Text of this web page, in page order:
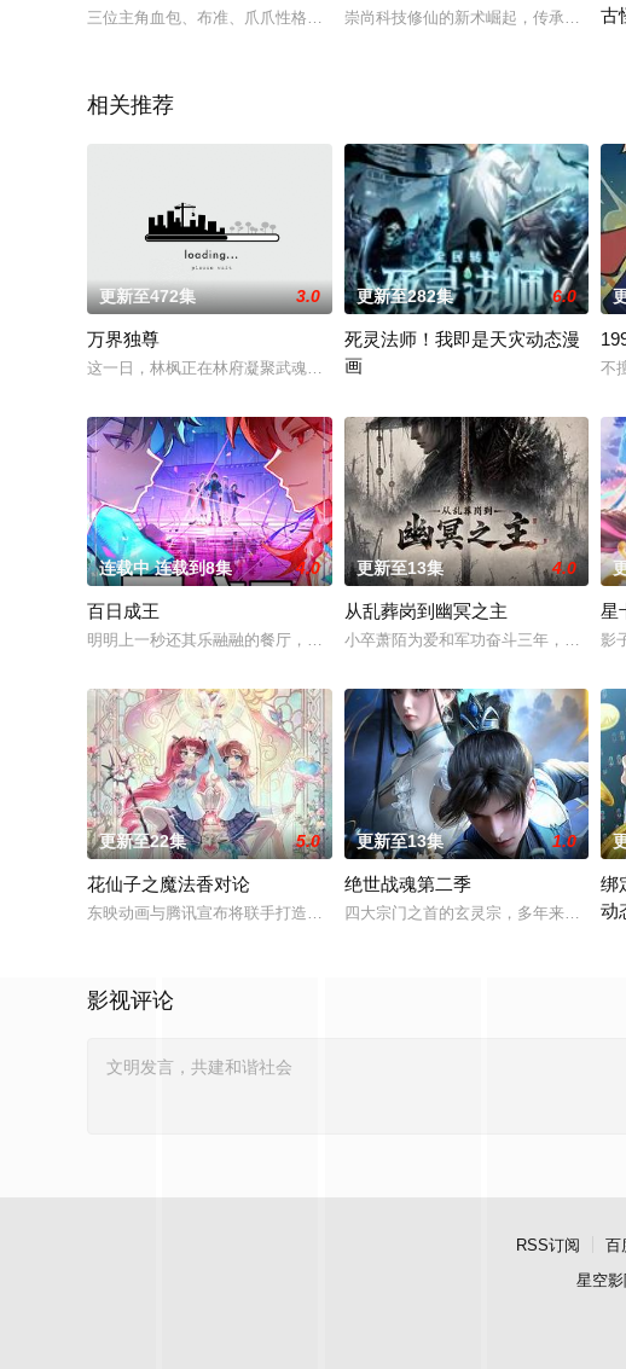
三位主角血包、布准、爪爪性格迥异却默契十足，因深厚到无可替代的友谊
崇尚科技修仙的新术崛起，传承千年的
古
相关推荐
更新至472集 3.0
万界独尊
这一日，林枫正在林府凝聚武魂，不想，他才刚将剑武魂修炼成雏形，未婚
更新至282集 6.0
死灵法师！我即是天灾动态漫
画
不
连载中 连载到8集 4.0
百日成王
明明上一秒还其乐融融的餐厅，下一秒竟然血流成河……明明是爱民如子的
更新至13集 4.0
从乱葬岗到幽冥之主
小卒萧陌为爱和军功奋斗三年，却被恋
星
影
更新至22集 5.0
花仙子之魔法香对论
东映动画与腾讯宣布将联手打造『花仙子』全新动画新作将继承经典、结合潮
更新至13集 1.0
绝世战魂第二季
四大宗门之首的玄灵宗，多年来第一次
绑
动
影视评论
RSS订阅 百
星空